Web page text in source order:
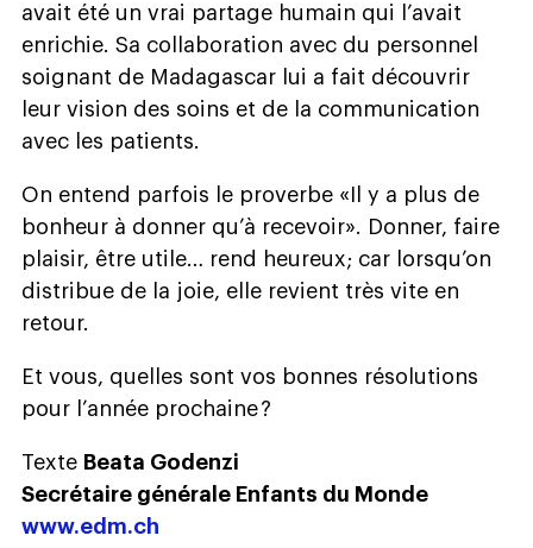
avait été un vrai partage humain qui l’avait
enrichie. Sa collaboration avec du personnel
soignant de Madagascar lui a fait découvrir
leur vision des soins et de la communication
avec les patients.
On entend parfois le proverbe «Il y a plus de
bonheur à donner qu’à recevoir». Donner, faire
plaisir, être utile… rend heureux; car lorsqu’on
distribue de la joie, elle revient très vite en
retour.
Et vous, quelles sont vos bonnes résolutions
pour l’année prochaine ?
Texte Beata Godenzi
Secrétaire générale Enfants du Monde
www.edm.ch